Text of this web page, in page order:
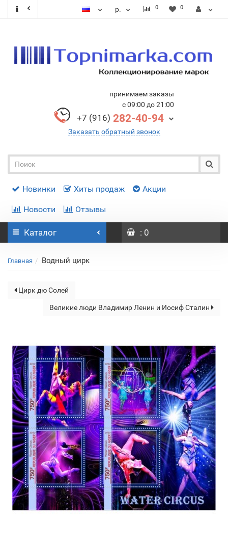
р. 0 0
принимаем заказы
с 09:00 до 21:00
+7 (916) 282-40-94
Заказать обратный звонок
Новинки Хиты продаж Акции
Новости Отзывы
Каталог : 0
Главная Водный цирк
Цирк дю Солей
Великие люди Владимир Ленин и Иосиф Сталин